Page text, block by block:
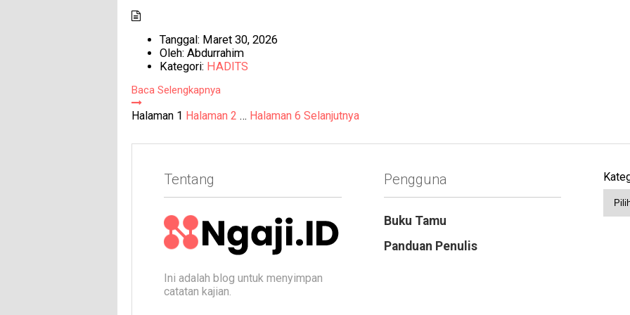
Tanggal: Maret 30, 2026
Oleh: Abdurrahim
Kategori: HADITS
Baca Selengkapnya
Paginasi
Halaman 1 Halaman 2 … Halaman 6 Selanjutnya
Tentang
Ini adalah blog untuk menyimpan
catatan kajian.
Pengguna
Buku Tamu
Panduan Penulis